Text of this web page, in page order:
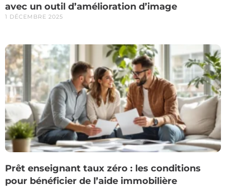
avec un outil d’amélioration d’image
1 DÉCEMBRE 2025
Prêt enseignant taux zéro : les conditions
pour bénéficier de l’aide immobilière